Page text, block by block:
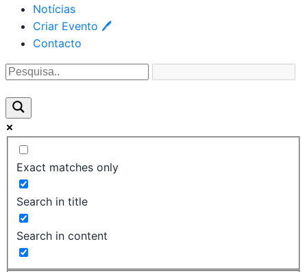
Notícias
Criar Evento 🖊
Contacto
Exact matches only
Search in title
Search in content